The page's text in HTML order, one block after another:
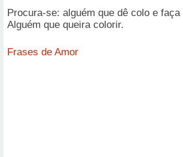
Procura-se: alguém que dê colo e faça
Alguém que queira colorir.
Frases de Amor